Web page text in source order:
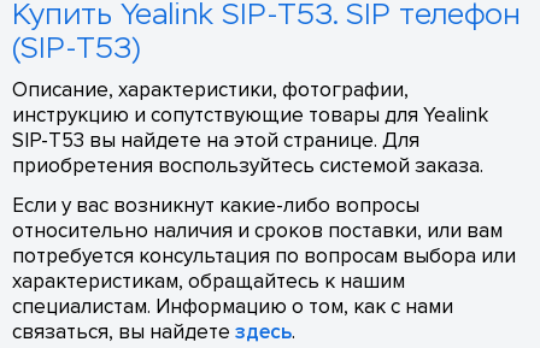
Купить Yealink SIP-T53. SIP телефон
(SIP-T53)
Описание, характеристики, фотографии,
инструкцию и сопутствующие товары для Yealink
SIP-T53 вы найдете на этой странице. Для
приобретения воспользуйтесь системой заказа.
Если у вас возникнут какие-либо вопросы
относительно наличия и сроков поставки, или вам
потребуется консультация по вопросам выбора или
характеристикам, обращайтесь к нашим
специалистам. Информацию о том, как с нами
связаться, вы найдете здесь.